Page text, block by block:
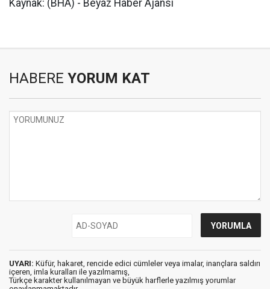
Kaynak: (BHA) - Beyaz Haber Ajansı
HABERE YORUM KAT
UYARI: Küfür, hakaret, rencide edici cümleler veya imalar, inançlara saldırı
içeren, imla kuralları ile yazılmamış,
Türkçe karakter kullanılmayan ve büyük harflerle yazılmış yorumlar